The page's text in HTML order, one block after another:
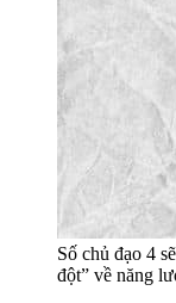
Số chủ đạo 4
đột” về năng